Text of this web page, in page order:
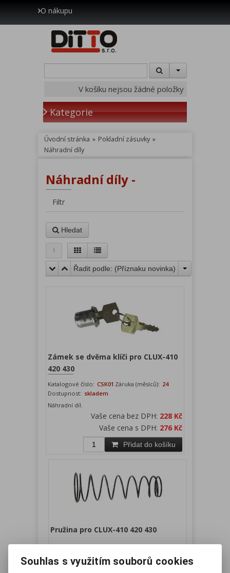
O nákupu
V košíku nejsou žádné položky
Kategorie
Úvodní stránka » Pokladní zásuvky »
Náhradní díly
Náhradní díly -
Filtr
Hledat
1
Řadit podle: (Příznaku novinka)
Zámek se dvěma klíči pro CLUX-410
420 430
Katalogové číslo: CSK01 Záruka (měsíců): 24
Dostupnost: skladem
Náhradní díl.
Vaše cena bez DPH: 228 Kč
Vaše cena s DPH: 276 Kč
Přidat do košíku
Pružina pro CLUX-410 420 430
Katalogové číslo:
CSSP02
Záruka (měsíců):
Dostupnost: skladem
Souhlas s využitím souborů cookies